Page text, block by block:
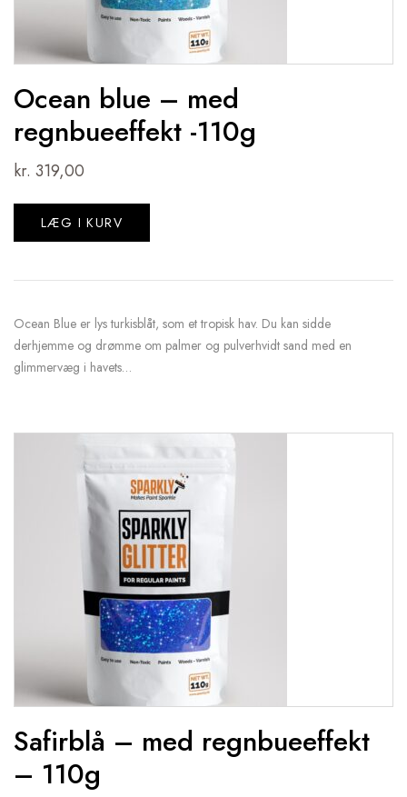
Ocean blue – med
regnbueeffekt -110g
kr. 319,00
LÆG I KURV
Ocean Blue er lys turkisblåt, som et tropisk hav. Du kan sidde
derhjemme og drømme om palmer og pulverhvidt sand med en
glimmervæg i havets…
Safirblå – med regnbueeffekt
– 110g